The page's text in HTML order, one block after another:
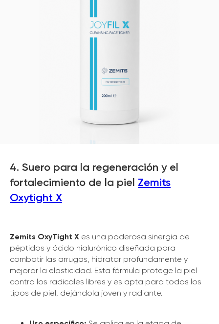
4. Suero para la regeneración y el
fortalecimiento de la piel Zemits
Oxytight X
Zemits OxyTight X es una poderosa sinergia de
péptidos y ácido hialurónico diseñada para
combatir las arrugas, hidratar profundamente y
mejorar la elasticidad. Esta fórmula protege la piel
contra los radicales libres y es apta para todos los
tipos de piel, dejándola joven y radiante.